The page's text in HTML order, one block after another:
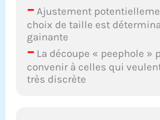
– Ajustement
choix de taille est
gainante
– La découpe « peephole »
convenir à celles qui
très discrète